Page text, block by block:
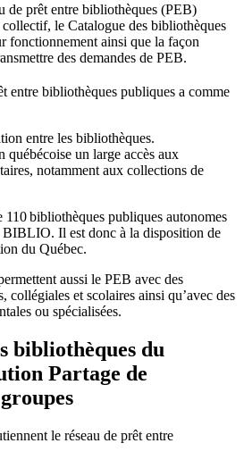
de prêt entre bibliothèques (PEB)
le Catalogue des bibliothèques
fonctionnement ainsi que la façon
des demandes de PEB.
entre bibliothèques publiques a comme
entre les bibliothèques.
un large accès aux
notamment aux collections de
110bibliothèques publiques autonomes
BIBLIO. Il est donc à la disposition de
du Québec.
aussi le PEB avec des
collégiales et scolaires ainsi qu’avec des
ou spécialisées.
bibliothèques du
Partage de
le réseau de prêt entre